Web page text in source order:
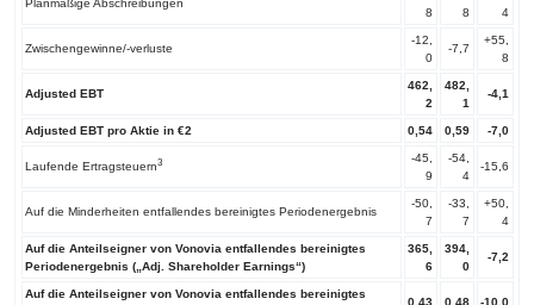
Planmäßige Abschreibungen
8
8
4
Zwischengewinne/-verluste
-12,
0
-7,7
+55,
8
Adjusted EBT
462,
2
482,
1
-4,1
Adjusted EBT pro Aktie in €2 0,54 0,59 -7,0
Laufende Ertragsteuern3
-45,
9
-54,
4
-15,6
Auf die Minderheiten entfallendes bereinigtes Periodenergebnis
-50,
7
-33,
7
+50,
4
Auf die Anteilseigner von Vonovia entfallendes bereinigtes
Periodenergebnis („Adj. Shareholder Earnings“)
365,
6
394,
0
-7,2
Auf die Anteilseigner von Vonovia entfallendes bereinigtes
0,43 0,48 -10,0